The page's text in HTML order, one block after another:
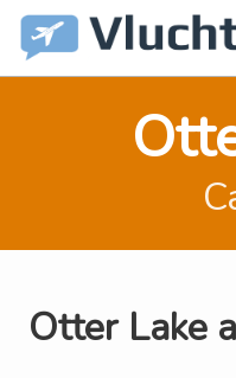
Otter Lake